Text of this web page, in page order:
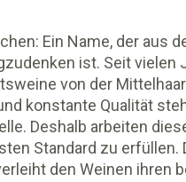
Ein Name, der aus
ist. Seit vielen
von der
konstante Qualität
Deshalb arbeiten
Standard zu erfüllen.
den Weinen ihren